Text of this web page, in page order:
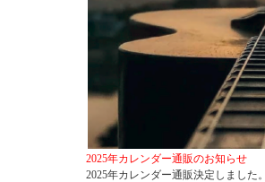
2025年カレンダー通販のお知らせ
2025年カレンダー通販決定しました。